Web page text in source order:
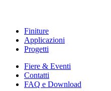
Finiture
Applicazioni
Progetti
Fiere & Eventi
Contatti
FAQ e Download